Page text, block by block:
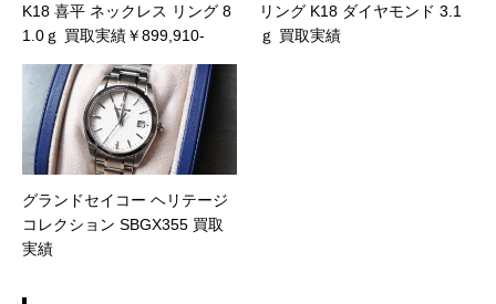
K18 喜平 ネックレス リング 8
1.0ｇ 買取実績￥899,910-
リング K18 ダイヤモンド 3.1
ｇ 買取実績
グランドセイコー ヘリテージ
コレクション SBGX355 買取
実績